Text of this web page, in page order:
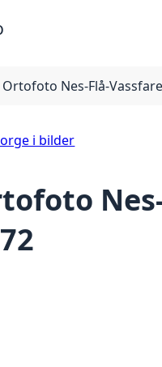
Ortofoto Nes-Flå-
i bilder